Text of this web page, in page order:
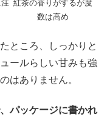
紅茶の香りがするが度
数は高め
ところ、しっかりと
ールらしい甘みも強
はありません。
パッケージに書かれ